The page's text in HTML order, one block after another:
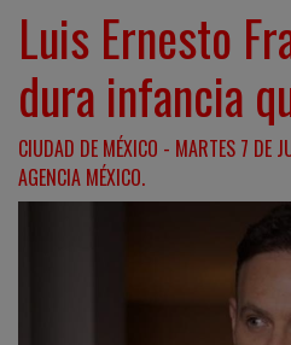
Luis Ernesto
dura infancia
CIUDAD DE MÉXICO - MARTES 7 DE
AGENCIA MÉXICO.